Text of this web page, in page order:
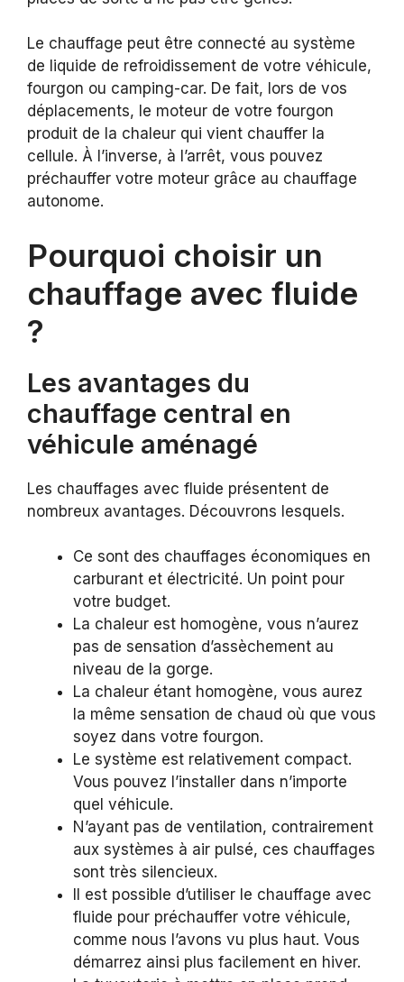
Le chauffage peut être connecté au système
de liquide de refroidissement de votre véhicule,
fourgon ou camping-car. De fait, lors de vos
déplacements, le moteur de votre fourgon
produit de la chaleur qui vient chauffer la
cellule. À l’inverse, à l’arrêt, vous pouvez
préchauffer votre moteur grâce au chauffage
autonome.
Pourquoi choisir un
chauffage avec fluide
?
Les avantages du
chauffage central en
véhicule aménagé
Les chauffages avec fluide présentent de
nombreux avantages. Découvrons lesquels.
Ce sont des chauffages économiques en
carburant et électricité. Un point pour
votre budget.
La chaleur est homogène, vous n’aurez
pas de sensation d’assèchement au
niveau de la gorge.
La chaleur étant homogène, vous aurez
la même sensation de chaud où que vous
soyez dans votre fourgon.
Le système est relativement compact.
Vous pouvez l’installer dans n’importe
quel véhicule.
N’ayant pas de ventilation, contrairement
aux systèmes à air pulsé, ces chauffages
sont très silencieux.
Il est possible d’utiliser le chauffage avec
fluide pour préchauffer votre véhicule,
comme nous l’avons vu plus haut. Vous
démarrez ainsi plus facilement en hiver.